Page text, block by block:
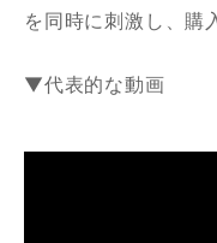
を同時に刺激し、購
▼代表的な動画